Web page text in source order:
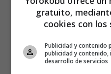
gratuito,
cookies con los
Publicidad y contenido
publicidad y
desarrollo de servicios